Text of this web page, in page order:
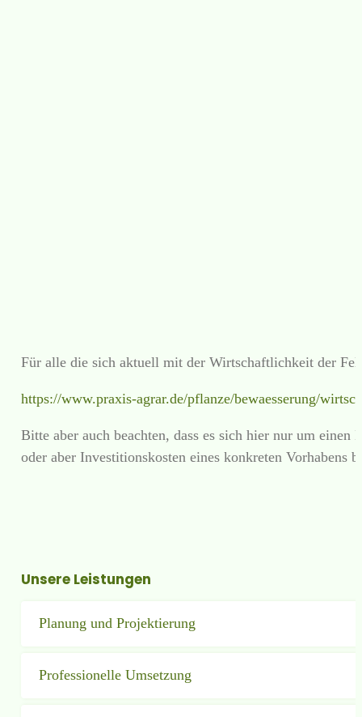
Für alle die sich aktuell mit der Wirtschaftlichkeit der
https://www.praxis-agrar.de/pflanze/bewaesserung/
Bitte aber auch beachten, dass es sich hier nur um
oder aber Investitionskosten eines konkreten Vorhabens
Unsere Leistungen
Planung und Projektierung
Professionelle Umsetzung